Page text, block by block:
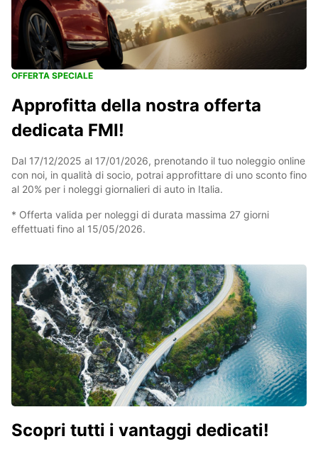
OFFERTA SPECIALE
Approfitta della nostra offerta
dedicata FMI!
Dal 17/12/2025 al 17/01/2026, prenotando il tuo noleggio online
con noi, in qualità di socio, potrai approfittare di uno sconto fino
al 20% per i noleggi giornalieri di auto in Italia.
* Offerta valida per noleggi di durata massima 27 giorni
effettuati fino al 15/05/2026.
Scopri tutti i vantaggi dedicati!